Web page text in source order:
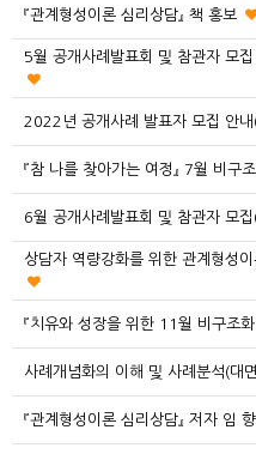
『관계형성이론 심리상담』 책 홍보
5월 공개사례발표회 및 참관자 모
2022년 공개사례 발표자 모집 안
『참 나를 찾아가는 여정』 7월 비구
6월 공개사례발표회 및 참관자 모
상담자 역량강화를 위한 관계형성
『치유와 성장을 위한 11월 비구조
사례개념화의 이해 및 사례분석(대
『관계형성이론 심리상담』 저자 임